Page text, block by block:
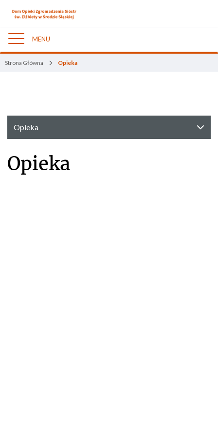
Nawigacja
MENU
Strona Główna Opieka
Opieka
Opieka